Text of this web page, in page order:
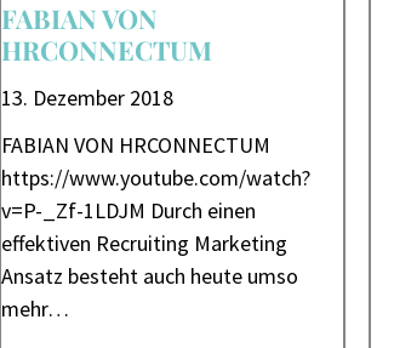
13. Dezember 2018
FABIAN VON
HRCONNECTUM
FABIAN VON HRCONNECTUM
https://www.youtube.com/watch?
v=P-_Zf-1LDJM Durch einen
effektiven Recruiting Marketing
Ansatz besteht auch heute umso
mehr…